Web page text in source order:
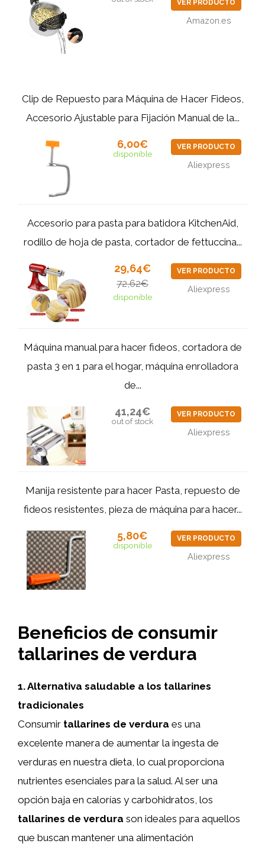
VER PRODUCTO
Amazon.es
Clip de Repuesto para Máquina de Hacer Fideos,
Accesorio Ajustable para Fijación Manual de la...
6,00€
disponible
VER PRODUCTO
Aliexpress
Accesorio para pasta para batidora KitchenAid,
rodillo de hoja de pasta, cortador de fettuccina...
29,64€
72,62€
disponible
VER PRODUCTO
Aliexpress
Máquina manual para hacer fideos, cortadora de
pasta 3 en 1 para el hogar, máquina enrolladora
de...
41,24€
out of stock
VER PRODUCTO
Aliexpress
Manija resistente para hacer Pasta, repuesto de
fideos resistentes, pieza de máquina para hacer...
5,80€
disponible
VER PRODUCTO
Aliexpress
Beneficios de consumir
tallarines de verdura
1. Alternativa saludable a los tallarines
tradicionales
Consumir tallarines de verdura es una
excelente manera de aumentar la ingesta de
verduras en nuestra dieta, lo cual proporciona
nutrientes esenciales para la salud. Al ser una
opción baja en calorías y carbohidratos, los
tallarines de verdura son ideales para aquellos
que buscan mantener una alimentación